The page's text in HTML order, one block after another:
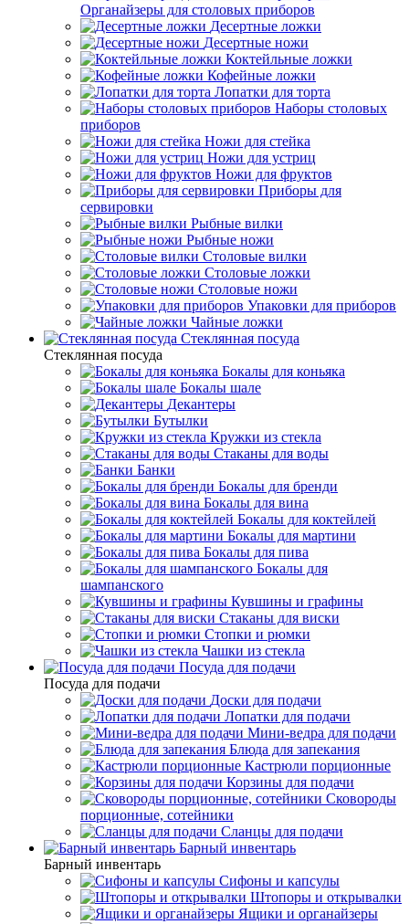
Органайзеры для столовых приборов
Десертные ложки
Десертные ножи
Коктейльные ложки
Кофейные ложки
Лопатки для торта
Наборы столовых
приборов
Ножи для стейка
Ножи для устриц
Ножи для фруктов
Приборы для
сервировки
Рыбные вилки
Рыбные ножи
Столовые вилки
Столовые ложки
Столовые ножи
Упаковки для приборов
Чайные ложки
Стеклянная посуда
Стеклянная посуда
Бокалы для коньяка
Бокалы шале
Декантеры
Бутылки
Кружки из стекла
Стаканы для воды
Банки
Бокалы для бренди
Бокалы для вина
Бокалы для коктейлей
Бокалы для мартини
Бокалы для пива
Бокалы для
шампанского
Кувшины и графины
Стаканы для виски
Стопки и рюмки
Чашки из стекла
Посуда для подачи
Посуда для подачи
Доски для подачи
Лопатки для подачи
Мини-ведра для подачи
Блюда для запекания
Кастрюли порционные
Корзины для подачи
Сковороды
порционные, сотейники
Сланцы для подачи
Барный инвентарь
Барный инвентарь
Сифоны и капсулы
Штопоры и открывалки
Ящики и органайзеры